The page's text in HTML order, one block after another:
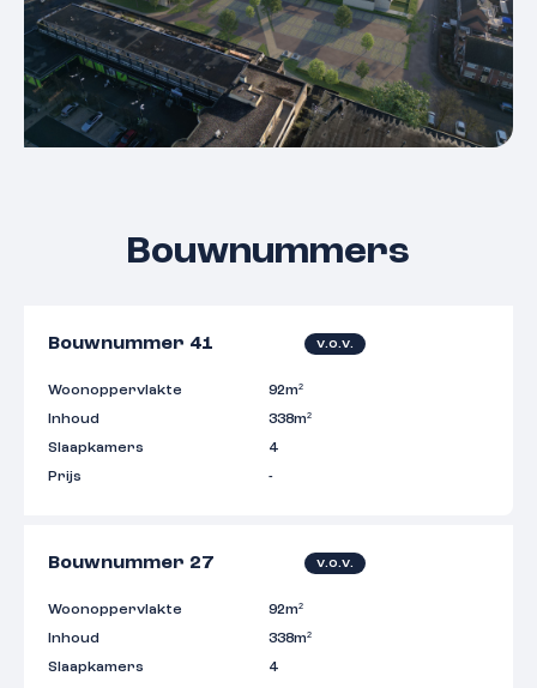
Bouwnummers
Bouwnummer 41 v.o.v.
Woonoppervlakte
92m²
Inhoud
338m²
Slaapkamers
4
Prijs
-
Bouwnummer 27 v.o.v.
Woonoppervlakte
92m²
Inhoud
338m²
Slaapkamers
4